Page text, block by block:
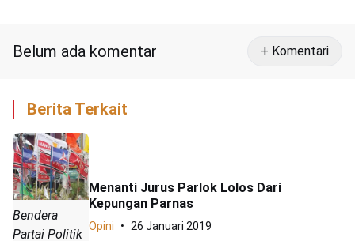
Belum ada komentar + Komentari
Berita Terkait
Bendera
Partai Politik
Menanti Jurus Parlok Lolos Dari
Kepungan Parnas
Opini 26 Januari 2019